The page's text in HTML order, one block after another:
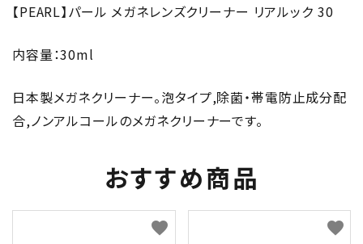
【PEARL】パール メガネレンズクリーナー リアルック 30
内容量：30ml
日本製メガネクリーナー。泡タイプ,除菌・帯電防止成分配
合,ノンアルコールのメガネクリーナーです。
おすすめ商品
favorite favorite